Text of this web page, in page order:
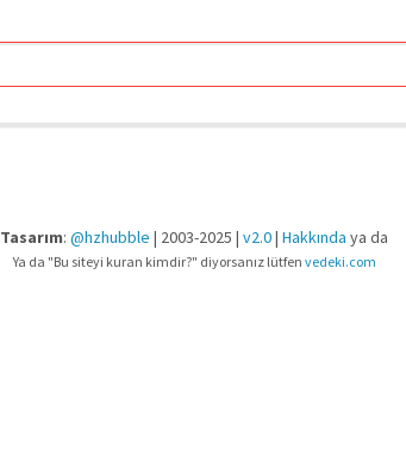
Tasarım: @hzhubble | 2003-2025 | v2.0| Hakkında ya da
Ya da "Bu siteyi kuran kimdir?" diyorsanız lütfen vedeki.com